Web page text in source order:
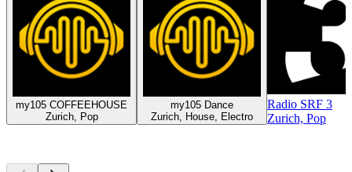
my105 COFFEEHOUSE
Zurich, Pop
my105 Dance
Zurich, House, Electro
Radio SRF 3
Zurich, Pop